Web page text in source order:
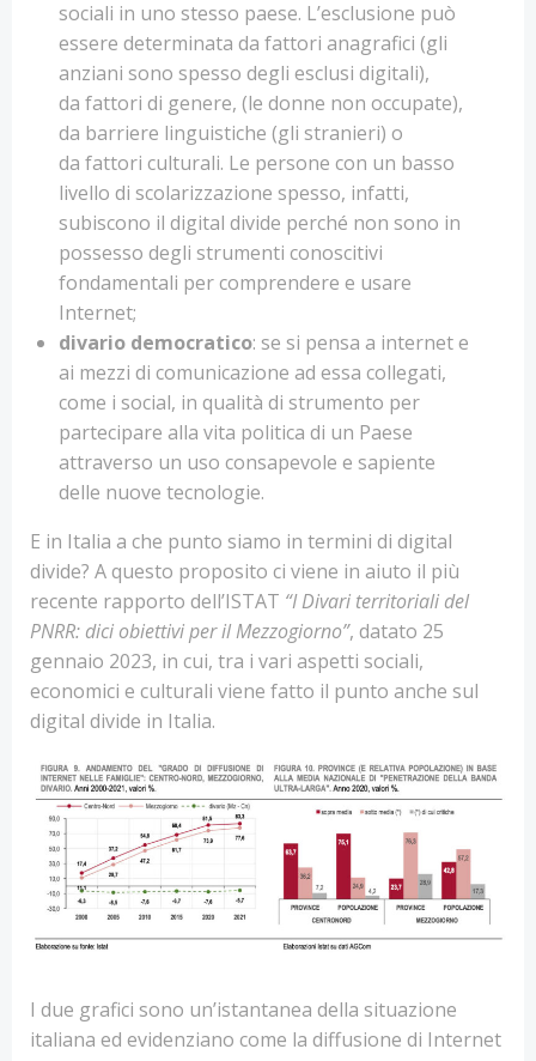
sociali in uno stesso paese. L’esclusione può
essere determinata da fattori anagrafici (gli
anziani sono spesso degli esclusi digitali),
da fattori di genere, (le donne non occupate),
da barriere linguistiche (gli stranieri) o
da fattori culturali. Le persone con un basso
livello di scolarizzazione spesso, infatti,
subiscono il digital divide perché non sono in
possesso degli strumenti conoscitivi
fondamentali per comprendere e usare
Internet;
divario democratico: se si pensa a internet e
ai mezzi di comunicazione ad essa collegati,
come i social, in qualità di strumento per
partecipare alla vita politica di un Paese
attraverso un uso consapevole e sapiente
delle nuove tecnologie.
E in Italia a che punto siamo in termini di digital
divide? A questo proposito ci viene in aiuto il più
recente rapporto dell’ISTAT “I Divari territoriali del
PNRR: dici obiettivi per il Mezzogiorno”, datato 25
gennaio 2023, in cui, tra i vari aspetti sociali,
economici e culturali viene fatto il punto anche sul
digital divide in Italia.
I due grafici sono un’istantanea della situazione
italiana ed evidenziano come la diffusione di Internet